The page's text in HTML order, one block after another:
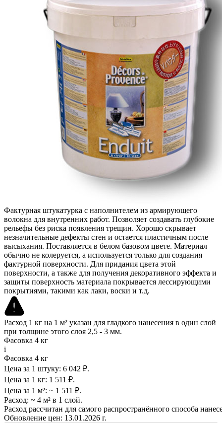
Фактурная штукатурка с наполнителем из армирующего
волокна для внутренних работ. Позволяет создавать глубокие
рельефы без риска появления трещин. Хорошо скрывает
незначительные дефекты стен и остается пластичным после
высыхания. Поставляется в белом базовом цвете. Материал
обычно не колеруется, а используется только для создания
фактурной поверхности. Для придания цвета этой
поверхности, а также для получения декоративного эффекта и
защиты поверхность материала покрывается лессирующими
покрытиями, такими как лаки, воски и т.д.
Расход 1 кг на 1 м² указан для гладкого нанесения в один слой
при толщине этого слоя 2,5 - 3 мм.
Фасовка 4 кг
i
Фасовка 4 кг
Цена за 1 штуку: 6 042 ₽.
Цена за 1 кг: 1 511 ₽.
Цена за 1 м²: ~ 1 511 ₽.
Расход: ~ 4 м² в 1 слой.
Расход рассчитан для самого распространённого способа
Обновление цен: 13.01.2026 г.